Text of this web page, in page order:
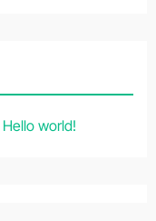
Hello world!